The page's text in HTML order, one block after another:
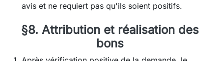
avis et ne requiert pas qu'ils soient positifs.
§8. Attribution et réalisation des
bons